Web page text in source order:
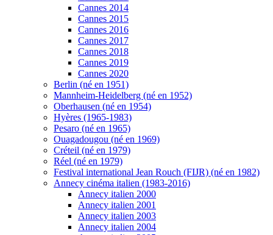
Cannes 2014
Cannes 2015
Cannes 2016
Cannes 2017
Cannes 2018
Cannes 2019
Cannes 2020
Berlin (né en 1951)
Mannheim-Heidelberg (né en 1952)
Oberhausen (né en 1954)
Hyères (1965-1983)
Pesaro (né en 1965)
Ouagadougou (né en 1969)
Créteil (né en 1979)
Réel (né en 1979)
Festival international Jean Rouch (FIJR) (né en 1982)
Annecy cinéma italien (1983-2016)
Annecy italien 2000
Annecy italien 2001
Annecy italien 2003
Annecy italien 2004